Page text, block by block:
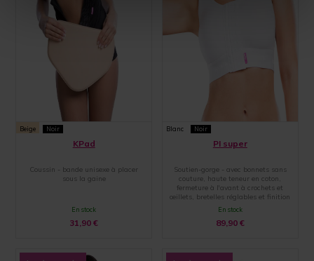
Beige Noir
KPad
Coussin - bande unisexe à placer
sous la gaine
En stock
31,90€
Blanc Noir
PI super
Soutien-gorge - avec bonnets sans
couture, haute teneur en coton,
fermeture à l'avant à crochets et
œillets, bretelles réglables et finition
par une large bande élastique
En stock
89,90 €